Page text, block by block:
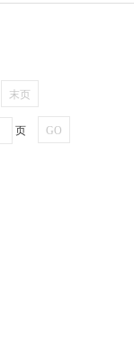
末页
页 GO